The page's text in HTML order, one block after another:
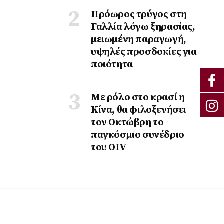
Πρόωρος τρύγος στη
Γαλλία λόγω ξηρασίας,
μειωμένη παραγωγή,
υψηλές προσδοκίες για
ποιότητα
Με ρόλο στο κρασί η
Κίνα, θα φιλοξενήσει
τον Οκτώβρη το
παγκόσμιο συνέδριο
του ΟΙV